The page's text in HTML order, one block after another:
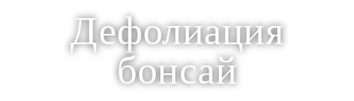
Дефолиация
бонсай